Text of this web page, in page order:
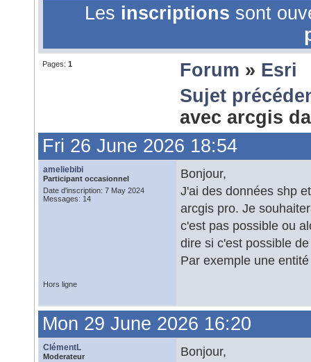
Les inscriptions sont
Pages: 1 Forum » Esri
Sujet
avec arcgis
Fri 26 June 2026 18:54
ameliebibi
Participant occasionnel
Date d'inscription: 7 May 2024
Messages: 14
Bonjour,
J'ai des données shp
arcgis pro. Je
c'est pas possible ou
dire si c'est possible
Par exemple une
Hors ligne
Mon 29 June 2026 16:20
ClémentL
Moderateur
Bonjour,